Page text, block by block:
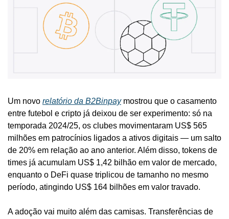
Um novo relatório da B2Binpay mostrou que o casamento
entre futebol e cripto já deixou de ser experimento: só na
temporada 2024/25, os clubes movimentaram US$ 565
milhões em patrocínios ligados a ativos digitais — um salto
de 20% em relação ao ano anterior. Além disso, tokens de
times já acumulam US$ 1,42 bilhão em valor de mercado,
enquanto o DeFi quase triplicou de tamanho no mesmo
período, atingindo US$ 164 bilhões em valor travado.
A adoção vai muito além das camisas. Transferências de